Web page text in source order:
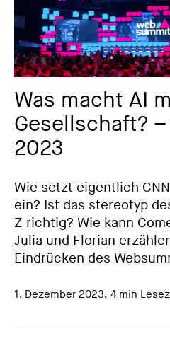
Was macht AI
Gesellschaft?
2023
Wie setzt eigentlich
ein? Ist das stereotyp
Z richtig? Wie kann
Julia und Florian
Eindrücken des
1. Dezember 2023, 4 min